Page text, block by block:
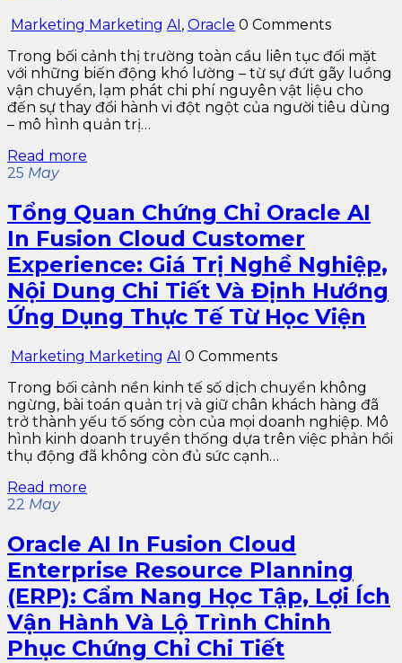
Marketing Marketing AI , Oracle 0 Comments
Trong bối cảnh thị trường toàn cầu liên tục đối mặt
với những biến động khó lường – từ sự đứt gãy luồng
vận chuyển, lạm phát chi phí nguyên vật liệu cho
đến sự thay đổi hành vi đột ngột của người tiêu dùng
– mô hình quản trị…
Read more
25 May
Tổng Quan Chứng Chỉ Oracle AI
In Fusion Cloud Customer
Experience: Giá Trị Nghề Nghiệp,
Nội Dung Chi Tiết Và Định Hướng
Ứng Dụng Thực Tế Từ Học Viện
Marketing Marketing AI 0 Comments
Trong bối cảnh nền kinh tế số dịch chuyển không
ngừng, bài toán quản trị và giữ chân khách hàng đã
trở thành yếu tố sống còn của mọi doanh nghiệp. Mô
hình kinh doanh truyền thống dựa trên việc phản hồi
thụ động đã không còn đủ sức cạnh…
Read more
22 May
Oracle AI In Fusion Cloud
Enterprise Resource Planning
(ERP): Cẩm Nang Học Tập, Lợi Ích
Vận Hành Và Lộ Trình Chinh
Phục Chứng Chỉ Chi Tiết